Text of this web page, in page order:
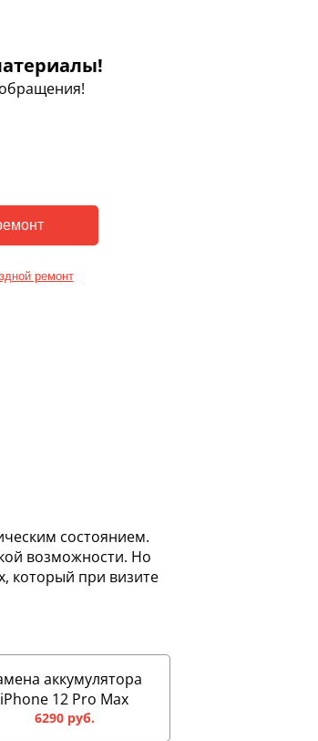
ремонт
состоянием.
возможности. Но
который при визите
аккумулятора
iPhone 12 Pro Max
6290 руб.